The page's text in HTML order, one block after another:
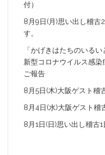
付）
8月9日(月)思い出し稽古
す。
「かげきはたちのいる
新型コロナウイルス感
ご報告
8月5日(木)大阪ゲスト稽
8月4日(水)大阪ゲスト稽
8月1日(日)思い出し稽古1